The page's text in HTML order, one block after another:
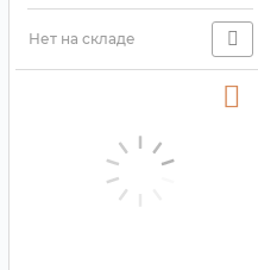
Нет на складе